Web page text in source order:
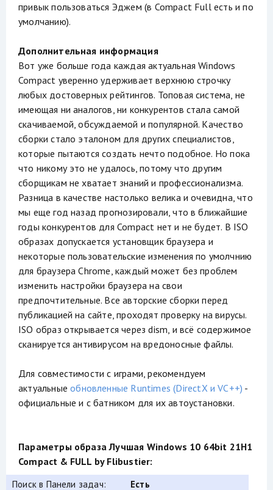
привык пользоваться Эджем (в Compact Full есть и по
умолчанию).
Дополнительная информация
Вот уже больше года каждая актуальная Windows
Compact уверенно удерживает верхнюю строчку
любых достоверных рейтингов. Топовая система, не
имеющая ни аналогов, ни конкурентов стала самой
скачиваемой, обсуждаемой и популярной. Качество
сборки стало эталоном для других специалистов,
которые пытаются создать нечто подобное. Но пока
что никому это не удалось, потому что другим
сборщикам не хватает знаний и профессионализма.
Разница в качестве настолько велика и очевидна, что
мы еще год назад прогнозировали, что в ближайшие
годы конкурентов для Compact нет и не будет. В ISO
образах допускается установщик браузера и
некоторые пользовательские изменения по умолчнию
для браузера Chrome, каждый может без проблем
изменить настройки браузера на свои
предпочтительные. Все авторские сборки перед
публикацией на сайте, проходят проверку на вирусы.
ISO образ открывается через dism, и всё содержимое
сканируется антивирусом на вредоносные файлы.
Для совместимости с играми, рекомендуем
актуальныеобновленные Runtimes (DirectX и VC++) -
официальные и с батником для их автоустановки.
Параметры образа Лучшая Windows 10 64bit 21H1
Compact & FULL by Flibustier:
Поиск в Панели задач: Есть